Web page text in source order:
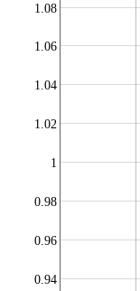
0.94
0.96
0.98
1
1.02
1.04
1.06
1.08